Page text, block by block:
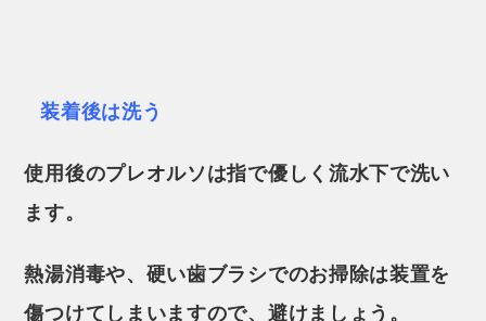
装着後は洗う
使用後のプレオルソは指で優しく流水下で洗い
ます。
熱湯消毒や、硬い歯ブラシでのお掃除は装置を
傷つけてしまいますので、避けましょう。